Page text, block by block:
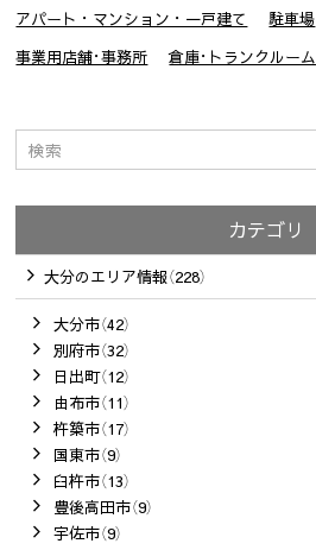
アパート・マンション・一戸建て 駐車場
事業用店舗･事務所
倉庫･トランクルーム
カテゴリ
大分のエリア情報（228）
大分市（42）
別府市（32）
日出町（12）
由布市（11）
杵築市（17）
国東市（9）
臼杵市（13）
豊後高田市（9）
宇佐市（9）